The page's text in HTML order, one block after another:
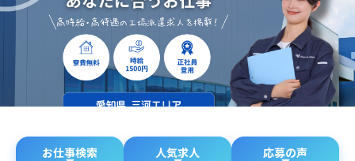
お仕事検索 人気求人 応募の声